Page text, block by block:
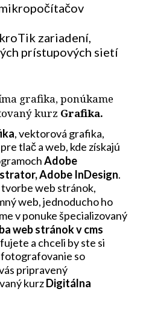
zariadení,
prístupových sietí
grafika, ponúkame
kurz Grafika.
, vektorová grafika,
tlač a web, kde získajú
Adobe
Adobe InDesign.
web stránok,
web, jednoducho ho
v ponuke špecializovaný
web stránok v cms
a chceli by ste si
so
pripravený
kurzDigitálna